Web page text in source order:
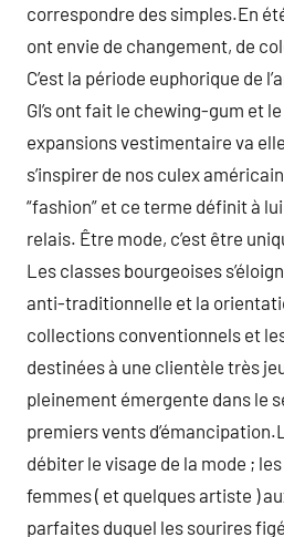
correspondre des simples.En
ont envie de changement, de
C’est la période euphorique de
GI’s ont fait le chewing-gum et le
expansions vestimentaire va
s’inspirer de nos culex
“fashion” et ce terme définit à
relais. Être mode, c’est être
Les classes bourgeoises
anti-traditionnelle et la
collections conventionnels et
destinées à une clientèle très
pleinement émergente dans le
premiers vents
débiter le visage de la mode ;
femmes ( et quelques artiste )
parfaites duquel les sourires